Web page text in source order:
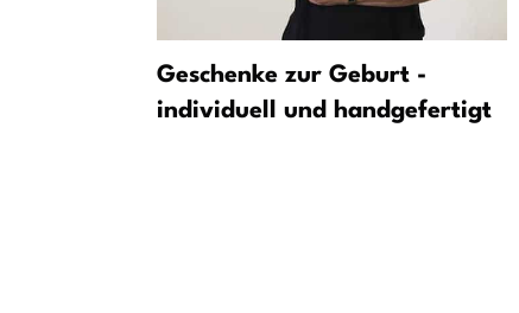
Geschenke zur Geburt -
individuell und handgefertigt